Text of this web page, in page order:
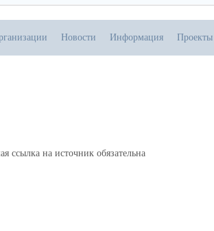
Новости Информация Проекты
ссылка на источник обязательна